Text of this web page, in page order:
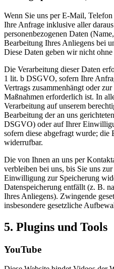
Wenn Sie uns per E-Mail,
Ihre Anfrage inklusive aller
personenbezogenen Daten
Bearbeitung Ihres Anliegens bei
Diese Daten geben wir nicht
Die Verarbeitung dieser Daten
1 lit. b DSGVO, sofern Ihre
Vertrags zusammenhängt oder
Maßnahmen erforderlich ist. In
Verarbeitung auf unserem
Bearbeitung der an uns
DSGVO) oder auf Ihrer
sofern diese abgefragt wurde;
widerrufbar.
Die von Ihnen an uns per
verbleiben bei uns, bis Sie uns
Einwilligung zur Speicherung
Datenspeicherung entfällt (z. B.
Ihres Anliegens). Zwingende
insbesondere gesetzliche
5. Plugins und Tools
YouTube